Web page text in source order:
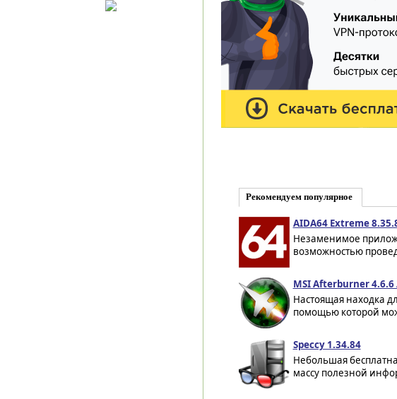
Рекомендуем популярное
AIDA64 Extreme
Незаменимое
возможностью
MSI Afterburner 4.6.6
Настоящая находка
помощью которой
Speccy 1.34.84
Небольшая
массу полезной